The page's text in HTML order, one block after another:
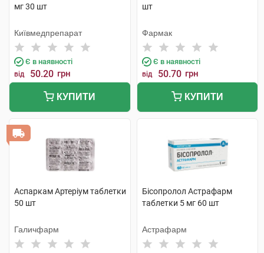
мг 30 шт
Київмедпрепарат
Є в наявності
від 50.20 грн
КУПИТИ
шт
Фармак
Є в наявності
від 50.70 грн
КУПИТИ
Аспаркам Артеріум таблетки
50 шт
Галичфарм
Бісопролол Астрафарм
таблетки 5 мг 60 шт
Астрафарм